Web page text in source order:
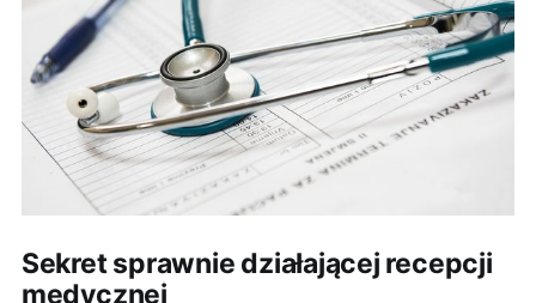
Sekret sprawnie działającej recepcji
medycznej